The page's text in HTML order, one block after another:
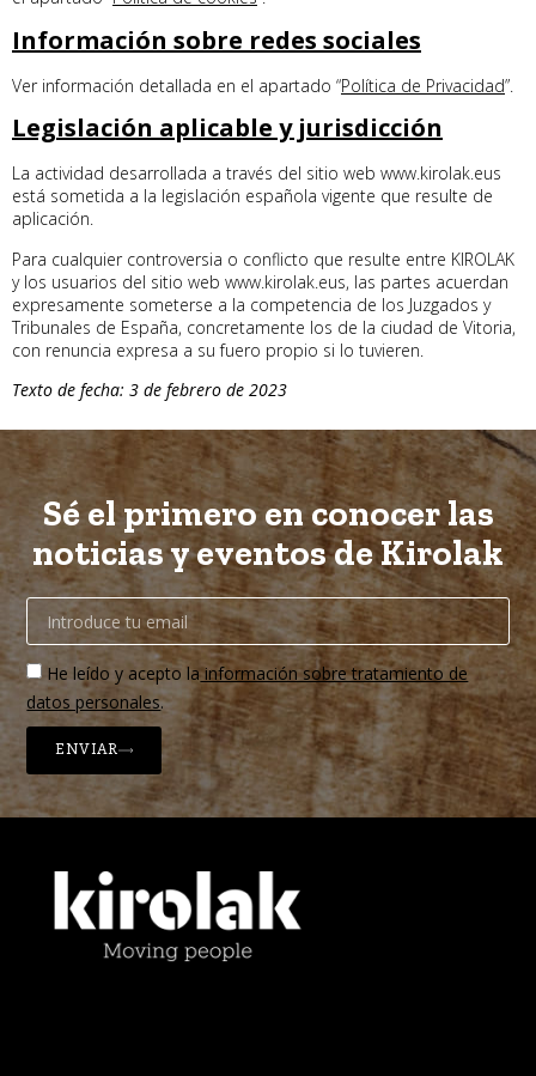
Información sobre redes sociales
Ver información detallada en el apartado “Política de Privacidad”.
Legislación aplicable y jurisdicción
La actividad desarrollada a través del sitio web www.kirolak.eus
está sometida a la legislación española vigente que resulte de
aplicación.
Para cualquier controversia o conflicto que resulte entre KIROLAK
y los usuarios del sitio web www.kirolak.eus, las partes acuerdan
expresamente someterse a la competencia de los Juzgados y
Tribunales de España, concretamente los de la ciudad de Vitoria,
con renuncia expresa a su fuero propio si lo tuvieren.
Texto de fecha: 3 de febrero de 2023
Sé el primero en conocer las
noticias y eventos de Kirolak
He leído y acepto lainformación sobre tratamiento de
datos personales.
ENVIAR